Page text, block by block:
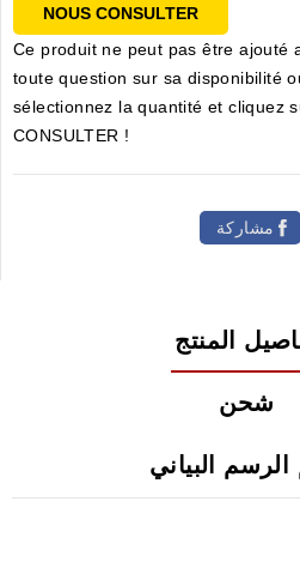
NOUS CONSULTER
Ce produit ne peut pas être ajouté
toute question sur sa disponibilité
sélectionnez la quantité et cliquez
CONSULTER !
مشاركة
المنتج
شحن
البياني